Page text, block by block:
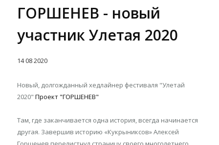
ГОРШЕНЕВ - новый
участник Улетая 2020
14082020
Новый, долгожданный хедлайнер фестиваля "Улетай
2020" Проект "ГОРШЕНЕВ"
Там, где заканчивается одна история, всегда начинается
другая. Завершив историю «Кукрыниксов» Алексей